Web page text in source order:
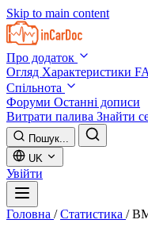
Skip to main content
Про додаток
Огляд Характеристики
Спільнота
Форуми Останні дописи
Витрати палива Знайти
Пошук...
UK
Увійти
Головна / Статистика /